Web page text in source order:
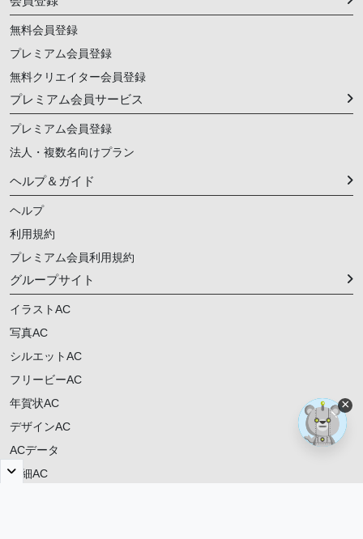
無料会員登録
プレミアム会員登録
無料クリエイター会員登録
プレミアム会員サービス
プレミアム会員登録
法人・複数名向けプラン
ヘルプ＆ガイド
ヘルプ
利用規約
プレミアム会員利用規約
グループサイト
イラストAC
写真AC
シルエットAC
フリービーAC
年賀状AC
デザインAC
ACデータ
明細AC
×